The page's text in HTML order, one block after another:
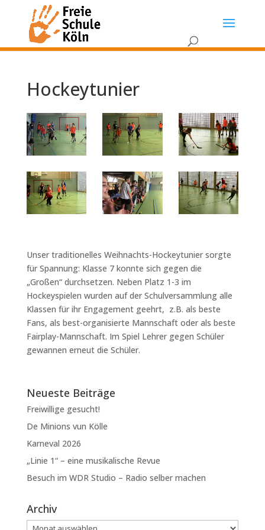
Hockeytunier
Unser traditionelles Weihnachts-Hockeytunier sorgte
für Spannung: Klasse 7 konnte sich gegen die
„Großen“ durchsetzen. Neben Platz 1-3 im
Hockeyspielen wurden auf der Schulversammlung alle
Klassen für ihr Engagement geehrt, z.B. als beste
Fans, als best-organisierte Mannschaft oder als beste
Fairplay-Mannschaft. Im Spiel Lehrer gegen Schüler
gewannen erneut die Schüler.
Neueste Beiträge
Freiwillige gesucht!
De Minions vun Kölle
Karneval 2026
„Linie 1“ – eine musikalische Revue
Besuch im WDR Studio – Radio selber machen
Archiv